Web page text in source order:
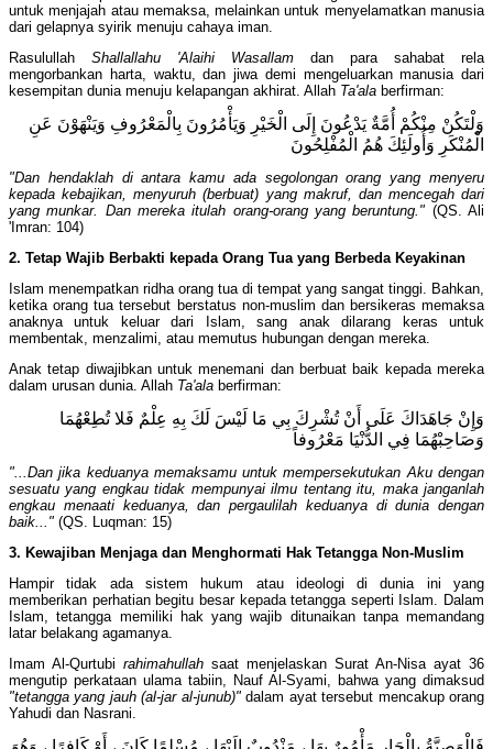
untuk menjajah atau memaksa, melainkan untuk menyelamatkan manusia
dari gelapnya syirik menuju cahaya iman.
Rasulullah Shallallahu 'Alaihi Wasallam dan para sahabat rela
mengorbankan harta, waktu, dan jiwa demi mengeluarkan manusia dari
kesempitan dunia menuju kelapangan akhirat. Allah Ta'ala berfirman:
وَلْتَكُنْ مِنْكُمْ أُمَّةٌ يَدْعُونَ إِلَى الْخَيْرِ وَيَأْمُرُونَ بِالْمَعْرُوفِ وَيَنْهَوْنَ عَنِ
الْمُنْكَرِ وَأُولَئِكَ هُمُ الْمُفْلِحُونَ
"Dan hendaklah di antara kamu ada segolongan orang yang menyeru
kepada kebajikan, menyuruh (berbuat) yang makruf, dan mencegah dari
yang munkar. Dan mereka itulah orang-orang yang beruntung." (QS. Ali
'Imran: 104)
2. Tetap Wajib Berbakti kepada Orang Tua yang Berbeda Keyakinan
Islam menempatkan ridha orang tua di tempat yang sangat tinggi. Bahkan,
ketika orang tua tersebut berstatus non-muslim dan bersikeras memaksa
anaknya untuk keluar dari Islam, sang anak dilarang keras untuk
membentak, menzalimi, atau memutus hubungan dengan mereka.
Anak tetap diwajibkan untuk menemani dan berbuat baik kepada mereka
dalam urusan dunia. Allah Ta'ala berfirman:
وَإِنْ جَاهَدَاكَ عَلَى أَنْ تُشْرِكَ بِي مَا لَيْسَ لَكَ بِهِ عِلْمٌ فَلا تُطِعْهُمَا
وَصَاحِبْهُمَا فِي الدُّنْيَا مَعْرُوفاً
"...Dan jika keduanya memaksamu untuk mempersekutukan Aku dengan
sesuatu yang engkau tidak mempunyai ilmu tentang itu, maka janganlah
engkau menaati keduanya, dan pergaulilah keduanya di dunia dengan
baik..." (QS. Luqman: 15)
3. Kewajiban Menjaga dan Menghormati Hak Tetangga Non-Muslim
Hampir tidak ada sistem hukum atau ideologi di dunia ini yang
memberikan perhatian begitu besar kepada tetangga seperti Islam. Dalam
Islam, tetangga memiliki hak yang wajib ditunaikan tanpa memandang
latar belakang agamanya.
Imam Al-Qurtubi rahimahullah saat menjelaskan Surat An-Nisa ayat 36
mengutip perkataan ulama tabiin, Nauf Al-Syami, bahwa yang dimaksud
"tetangga yang jauh (al-jar al-junub)"dalam ayat tersebut mencakup orang
Yahudi dan Nasrani.